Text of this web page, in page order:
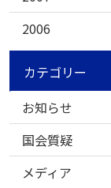
2006
カテゴリー
お知らせ
国会質疑
メディア